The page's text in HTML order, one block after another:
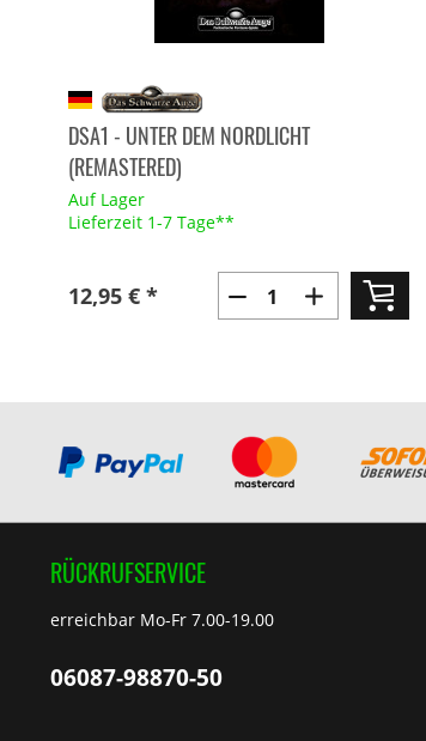
DSA1 - UNTER DEM NORDLICHT
(REMASTERED)
Auf Lager
Lieferzeit 1-7 Tage**
12,95 € *
RÜCKRUFSERVICE
erreichbar Mo-Fr 7.00-19.00
06087-98870-50